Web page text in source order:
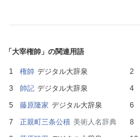
「大宰権帥」の関連用語
権帥 デジタル大辞泉
帥記 デジタル大辞泉
藤原隆家 デジタル大辞泉
正親町三条公積 美術人名辞典